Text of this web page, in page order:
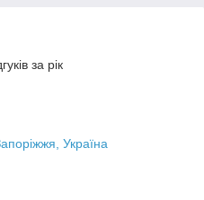
за рік
Україна